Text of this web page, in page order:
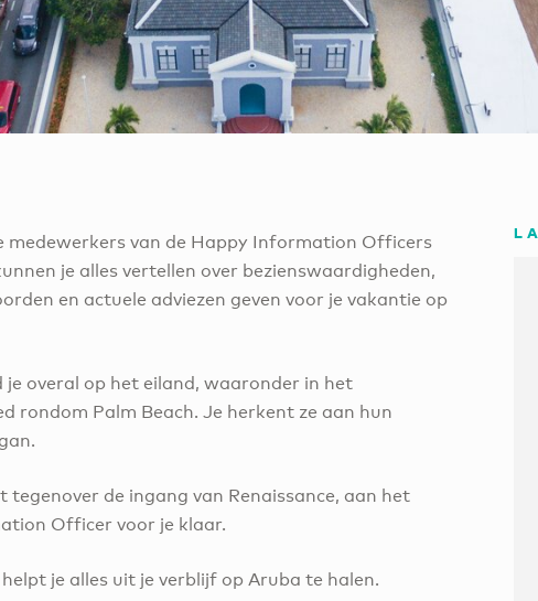
medewerkers van de Happy Information Officers
je alles vertellen over bezienswaardigheden,
en actuele adviezen geven voor je vakantie op
overal op het eiland, waaronder in het
rondom Palm Beach. Je herkent ze aan hun
de ingang van Renaissance, aan het
Officer voor je klaar.
je alles uit je verblijf op Aruba te halen.